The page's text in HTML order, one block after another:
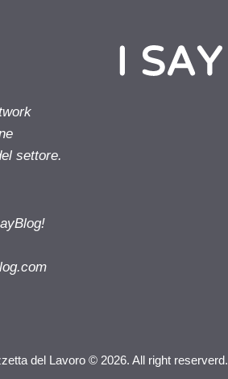
settore.
del Lavoro © 2026. All right reserverd.